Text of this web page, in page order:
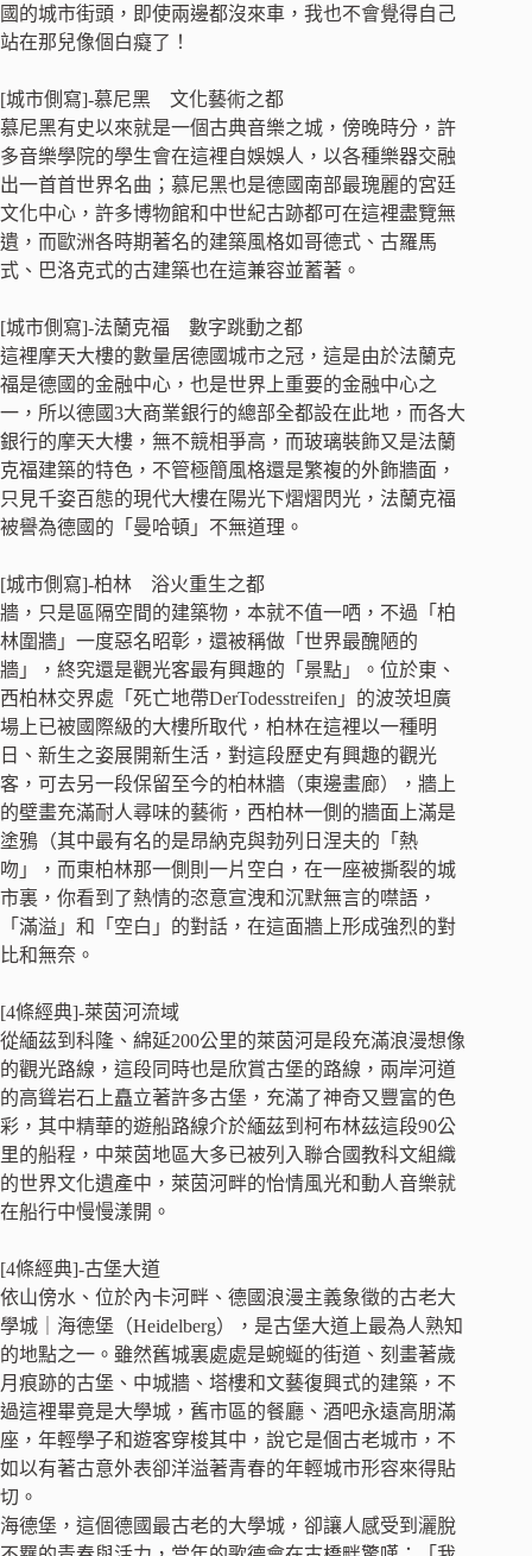
國的城市街頭，即使兩邊都沒來車，我也不會覺得自己
站在那兒像個白癡了！
[城市側寫]-慕尼黑 文化藝術之都
慕尼黑有史以來就是一個古典音樂之城，傍晚時分，許
多音樂學院的學生會在這裡自娛娛人，以各種樂器交融
出一首首世界名曲；慕尼黑也是德國南部最瑰麗的宮廷
文化中心，許多博物館和中世紀古跡都可在這裡盡覽無
遺，而歐洲各時期著名的建築風格如哥德式、古羅馬
式、巴洛克式的古建築也在這兼容並蓄著。
[城市側寫]-法蘭克福 數字跳動之都
這裡摩天大樓的數量居德國城市之冠，這是由於法蘭克
福是德國的金融中心，也是世界上重要的金融中心之
一，所以德國3大商業銀行的總部全都設在此地，而各大
銀行的摩天大樓，無不競相爭高，而玻璃裝飾又是法蘭
克福建築的特色，不管極簡風格還是繁複的外飾牆面，
只見千姿百態的現代大樓在陽光下熠熠閃光，法蘭克福
被譽為德國的「曼哈頓」不無道理。
[城市側寫]-柏林 浴火重生之都
牆，只是區隔空間的建築物，本就不值一哂，不過「柏
林圍牆」一度惡名昭彰，還被稱做「世界最醜陋的
牆」，終究還是觀光客最有興趣的「景點」。位於東、
西柏林交界處「死亡地帶DerTodesstreifen」的波茨坦廣
場上已被國際級的大樓所取代，柏林在這裡以一種明
日、新生之姿展開新生活，對這段歷史有興趣的觀光
客，可去另一段保留至今的柏林牆（東邊畫廊），牆上
的壁畫充滿耐人尋味的藝術，西柏林一側的牆面上滿是
塗鴉（其中最有名的是昂納克與勃列日涅夫的「熱
吻」，而東柏林那一側則一片空白，在一座被撕裂的城
市裏，你看到了熱情的恣意宣洩和沉默無言的噤語，
「滿溢」和「空白」的對話，在這面牆上形成強烈的對
比和無奈。
[4條經典]-萊茵河流域
從緬茲到科隆、綿延200公里的萊茵河是段充滿浪漫想像
的觀光路線，這段同時也是欣賞古堡的路線，兩岸河道
的高聳岩石上矗立著許多古堡，充滿了神奇又豐富的色
彩，其中精華的遊船路線介於緬茲到柯布林茲這段90公
里的船程，中萊茵地區大多已被列入聯合國教科文組織
的世界文化遺產中，萊茵河畔的怡情風光和動人音樂就
在船行中慢慢漾開。
[4條經典]-古堡大道
依山傍水、位於內卡河畔、德國浪漫主義象徵的古老大
學城｜海德堡（Heidelberg），是古堡大道上最為人熟知
的地點之一。雖然舊城裏處處是蜿蜒的街道、刻畫著歲
月痕跡的古堡、中城牆、塔樓和文藝復興式的建築，不
過這裡畢竟是大學城，舊市區的餐廳、酒吧永遠高朋滿
座，年輕學子和遊客穿梭其中，說它是個古老城市，不
如以有著古意外表卻洋溢著青春的年輕城市形容來得貼
切。
海德堡，這個德國最古老的大學城，卻讓人感受到灑脫